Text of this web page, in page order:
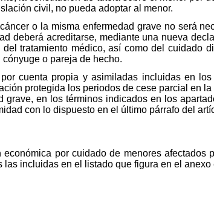
civil, no pueda adoptar al menor.
o la misma enfermedad grave no será
deberá acreditarse, mediante una nueva
tratamiento médico, así como del cuidado
o pareja de hecho.
cuenta propia y asimiladas incluidas en
protegida los periodos de cese parcial en
grave, en los términos indicados en los
con lo dispuesto en el último párrafo del
por cuidado de menores afectados
incluidas en el listado que figura en el anexo